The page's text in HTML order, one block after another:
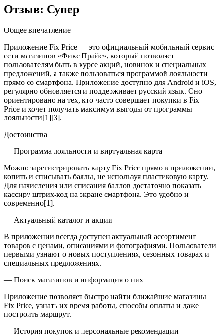
Отзыв: Супер
Общее впечатление
Приложение Fix Price — это официальный мобильный сервис
сети магазинов «Фикс Прайс», который позволяет
пользователям быть в курсе акций, новинок и специальных
предложений, а также пользоваться программой лояльности
прямо со смартфона. Приложение доступно для Android и iOS,
регулярно обновляется и поддерживает русский язык. Оно
ориентировано на тех, кто часто совершает покупки в Fix
Price и хочет получать максимум выгоды от программы
лояльности[1][3].
Достоинства
— Программа лояльности и виртуальная карта
Можно зарегистрировать карту Fix Price прямо в приложении,
копить и списывать баллы, не используя пластиковую карту.
Для начисления или списания баллов достаточно показать
кассиру штрих-код на экране смартфона. Это удобно и
современно[1].
— Актуальный каталог и акции
В приложении всегда доступен актуальный ассортимент
товаров с ценами, описаниями и фотографиями. Пользователи
первыми узнают о новых поступлениях, сезонных товарах и
специальных предложениях.
— Поиск магазинов и информация о них
Приложение позволяет быстро найти ближайшие магазины
Fix Price, узнать их время работы, способы оплаты и даже
построить маршрут.
— История покупок и персональные рекомендации